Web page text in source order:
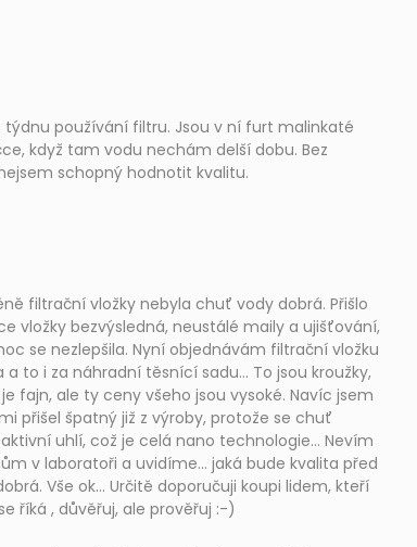
používání filtru. Jsou v ní furt malinkaté
když tam vodu nechám delší dobu. Bez
schopný hodnotit kvalitu.
filtrační vložky nebyla chuť vody dobrá. Přišlo
vložky bezvýsledná, neustálé maily a ujišťování,
se nezlepšila. Nyní objednávám filtrační vložku
to i za náhradní těsnící sadu... To jsou kroužky,
fajn, ale ty ceny všeho jsou vysoké. Navíc jsem
přišel špatný již z výroby, protože se chuť
uhlí, což je celá nano technologie... Nevím
v laboratoři a uvidíme... jaká bude kvalita před
Vše ok... Určitě doporučuji koupi lidem, kteří
říká , důvěřuj, ale prověřuj :-)